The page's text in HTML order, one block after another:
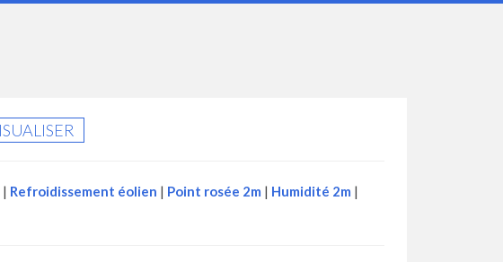
| Refroidissement éolien | Point rosée 2m | Humidité 2m |